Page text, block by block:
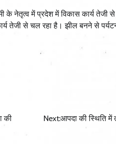
के नेतृत्व में प्रदेश में विकास कार्य
तेजी से चल रहा है। झील बनने से
की
Next:आपदा की स्थिति में